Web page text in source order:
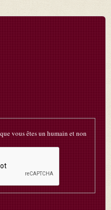
vous êtes un humain et non